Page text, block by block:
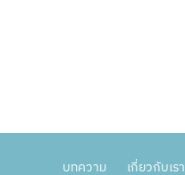
บทความ เกี่ยวกับเรา